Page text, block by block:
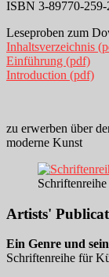
ISBN 3-89770-259-
Leseproben zum
Inhaltsverzeichnis
Einführung (pdf)
Introduction (pdf)
zu erwerben über
moderne Kunst
Artists'
Ein Genre und
Schriftenreihe für